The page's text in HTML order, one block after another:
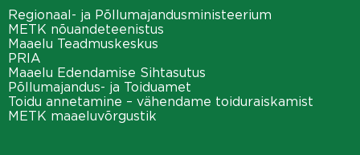
Regionaal- ja Põllumajandusministeerium
METK nõuandeteenistus
Maaelu Teadmuskeskus
PRIA
Maaelu Edendamise Sihtasutus
Põllumajandus- ja Toiduamet
Toidu annetamine – vähendame toiduraiskamist
METK maaeluvõrgustik